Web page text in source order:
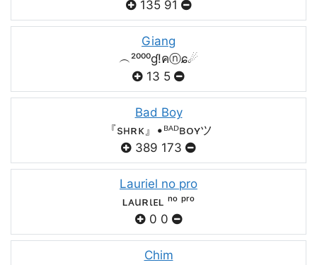
135 91
Giang
︵²⁰⁰⁰ɠ!คⓝɕ☄
13 5
Bad Boy
『sʜʀᴋ』•ᴮᴬᴰʙᴏʏツ
389 173
Lauriel no pro
ʟᴀuʀιᴇʟ ⁿᵒ ᵖʳᵒ
0 0
Chim